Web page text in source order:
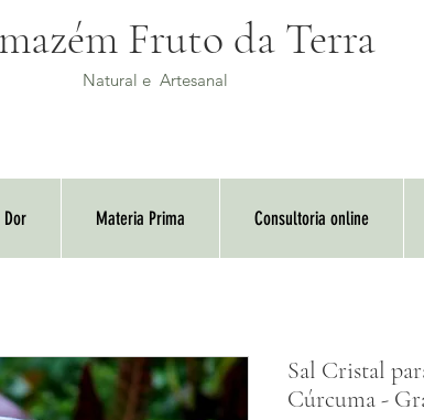
Fruto da Terra
Natural e Artesanal
Dor Materia Prima Consultoria online
Sal Cristal
Cúrcuma -